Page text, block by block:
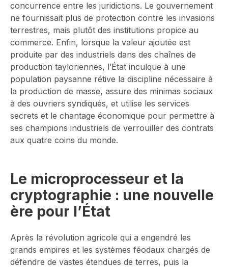
concurrence entre les juridictions. Le gouvernement
ne fournissait plus de protection contre les invasions
terrestres, mais plutôt des institutions propice au
commerce. Enfin, lorsque la valeur ajoutée est
produite par des industriels dans des chaînes de
production tayloriennes, l’État inculque à une
population paysanne rétive la discipline nécessaire à
la production de masse, assure des minimas sociaux
à des ouvriers syndiqués, et utilise les services
secrets et le chantage économique pour permettre à
ses champions industriels de verrouiller des contrats
aux quatre coins du monde.
Le microprocesseur et la
cryptographie : une nouvelle
ère pour l’État
Après la révolution agricole qui a engendré les
grands empires et les systèmes féodaux chargés de
défendre de vastes étendues de terres, puis la